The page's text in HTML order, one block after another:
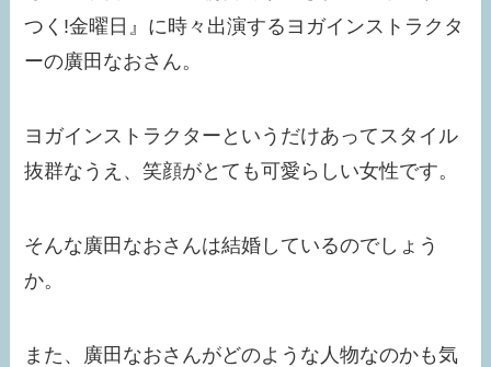
つく!金曜日』に時々出演するヨガインストラクタ
ーの廣田なおさん。
ヨガインストラクターというだけあってスタイル
抜群なうえ、笑顔がとても可愛らしい女性です。
そんな廣田なおさんは結婚しているのでしょう
か。
また、廣田なおさんがどのような人物なのかも気